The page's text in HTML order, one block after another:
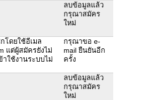
ลบข้อมูลแล้ว
กรุณาสมัคร
ใหม่
โดยใช้อีเมล
แต่ผู้สมัครยังไม่
าใช้งานระบบไม่
กรุณาขอ e-
mail ยืนยันอีก
ครั้ง
ลบข้อมูลแล้ว
กรุณาสมัคร
ใหม่